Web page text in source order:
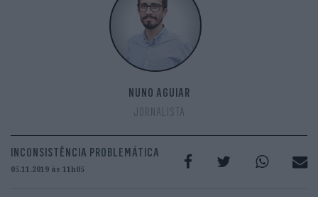
NUNO AGUIAR
JORNALISTA
INCONSISTÊNCIA PROBLEMÁTICA
05.11.2019 às 11h05